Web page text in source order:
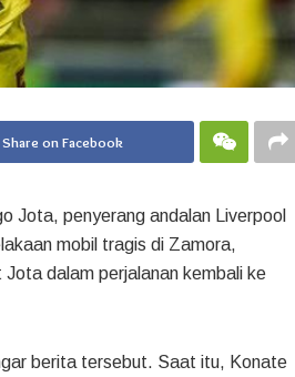
Share on Facebook
Jota, penyerang andalan Liverpool
mobil tragis di Zamora,
dalam perjalanan kembali ke
berita tersebut. Saat itu, Konate